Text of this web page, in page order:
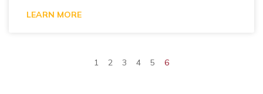
LEARN MORE
1 2 3 4 5 6